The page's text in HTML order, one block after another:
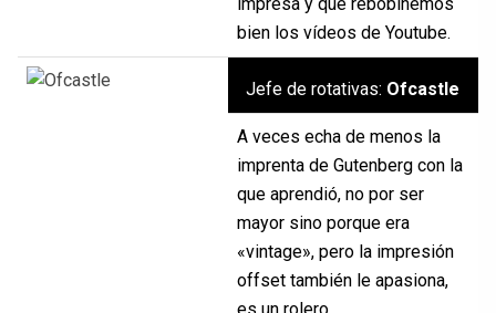
bien los vídeos de Youtube.
Jefe de rotativas: Ofcastle
A veces echa de menos la
imprenta de Gutenberg con la
que aprendió, no por ser
mayor sino porque era
«vintage», pero la impresión
offset también le apasiona,